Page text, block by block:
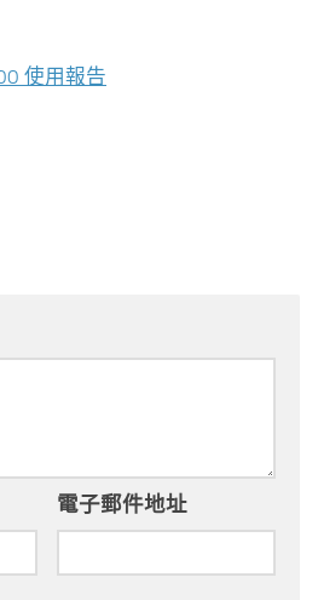
使用報告
電子郵件地址